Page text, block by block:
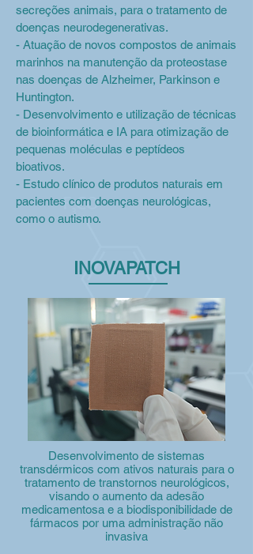
secreções animais, para o tratamento de
doenças neurodegenerativas.
- Atuação de novos compostos de animais
marinhos na manutenção da proteostase
nas doenças de Alzheimer, Parkinson e
Huntington.
- Desenvolvimento e utilização de técnicas
de bioinformática e IA para otimização de
pequenas moléculas e peptídeos
bioativos.
- Estudo clínico de produtos naturais em
pacientes com doenças neurológicas,
como o autismo.
INOVAPATCH
Desenvolvimento de sistemas
transdérmicos com ativos naturais para o
tratamento de transtornos neurológicos,
visando o aumento da adesão
medicamentosa e a biodisponibilidade de
fármacos por uma administração não
invasiva